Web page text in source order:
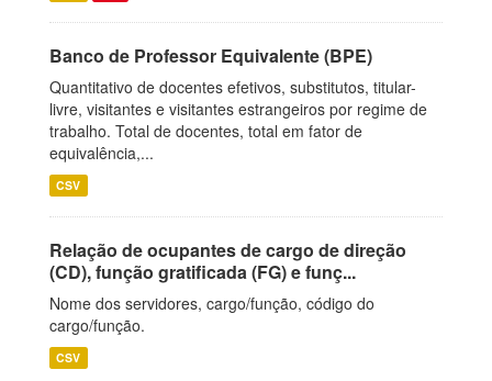
Banco de Professor Equivalente (BPE)
Quantitativo de docentes efetivos, substitutos, titular-
livre, visitantes e visitantes estrangeiros por regime de
trabalho. Total de docentes, total em fator de
equivalência,...
CSV
Relação de ocupantes de cargo de direção
(CD), função gratificada (FG) e funç...
Nome dos servidores, cargo/função, código do
cargo/função.
CSV